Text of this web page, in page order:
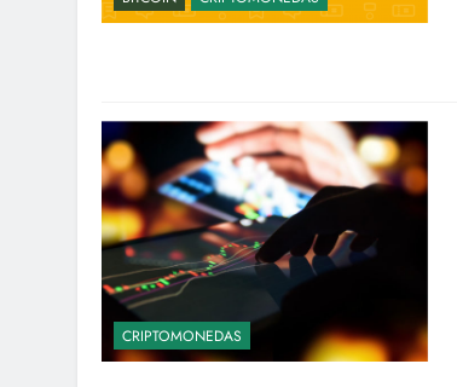
CRIPTOMONEDAS